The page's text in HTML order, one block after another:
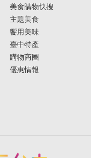
美食購物快搜
主題美食
饗用美味
臺中特產
購物商圈
優惠情報